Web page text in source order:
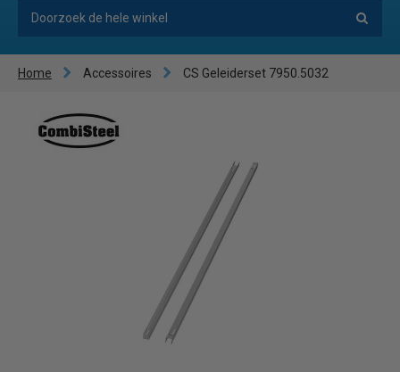
Home Accessoires CS Geleiderset 7950.5032